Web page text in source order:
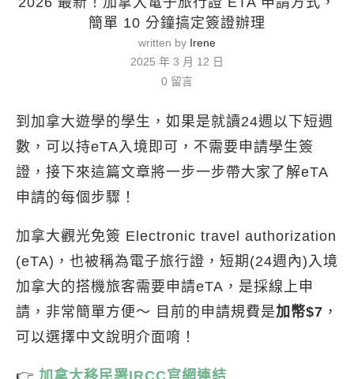
簡單 10 分鐘搞定簽證辦理
written by Irene
2025 年 3 月 12 日
0 留言
到加拿大遊學的學生，如果是就讀24週以下短週
數，可以持eTA入境即可，不需要申請學生簽
證，接下來這篇文章將一步一步帶大家了解eTA
申請的每個步驟！
加拿大觀光免簽 Electronic travel authorization
(eTA)，也被稱為電子旅行證，短期(24週內)入境
加拿大的搭機旅客需要申請eTA，是採線上申
請，非常簡單方便～ 目前的申請規費是加幣$7 ，
可以選擇中文說明介面唷！
👉 加拿大移民署IRCC官網連結